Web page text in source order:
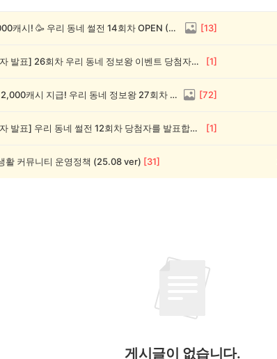
전원 1,000캐시! 🥳 우리 동네 썰전 14회차 OPEN (~8/17) [13]
💰[당첨자 발표] 26회차 우리 동네 정보왕 이벤트 당첨자를 발표합니다! [1]
💸 전원 2,000캐시 지급! 우리 동네 정보왕 27회차 (~8/10) [72]
💰[당첨자 발표] 우리 동네 썰전 12회차 당첨자를 발표합니다! [1]
활 커뮤니티 운영정책 (25.08 ver) [31]
게시글이 없습니다.